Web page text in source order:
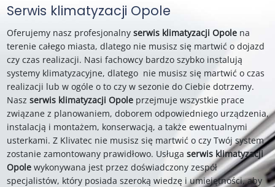
Serwis klimatyzacji Opole
Oferujemy nasz profesjonalny serwis klimatyzacji Opole na
terenie całego miasta, dlatego nie musisz się martwić o dojazd
czy czas realizacji. Nasi fachowcy bardzo szybko instalują
systemy klimatyzacyjne, dlatego nie musisz się martwić o czas
realizacji lub w ogóle o to czy w sezonie do Ciebie dotrzemy.
Nasz serwis klimatyzacji Opoleprzejmuje wszystkie prace
związane z planowaniem, doborem odpowiedniego urządzenia,
instalacją i montażem, konserwacją, a także ewentualnymi
usterkami. Z Klivatec nie musisz się martwić o czy Twój system
zostanie zamontowany prawidłowo. Usługa serwis klimatyzacji
Opolewykonywana jest przez doświadczony zespół
specjalistów, który posiada szeroką wiedzę i umiejętności, aby